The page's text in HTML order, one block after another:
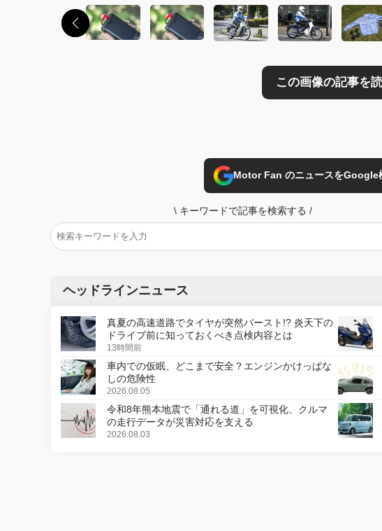
Motor Fan のニュースをGoogle
\ キーワードで記事を検索する /
ヘッドラインニュース
真夏の高速道路でタイヤが突然バースト!? 炎天下の
ドライブ前に知っておくべき点検内容とは
13時間前
車内での仮眠、どこまで安全？エンジンかけっぱな
しの危険性
2026.08.05
令和8年熊本地震で「通れる道」を可視化、クルマ
の走行データが災害対応を支える
2026.08.03